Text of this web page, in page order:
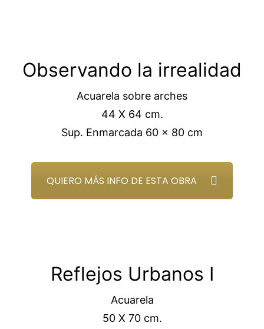
Observando la irrealidad
Acuarela sobre arches
44 X 64 cm.
Sup. Enmarcada 60 x 80 cm
QUIERO MÁS INFO DE ESTA OBRA
Reflejos Urbanos I
Acuarela
50 X 70 cm.